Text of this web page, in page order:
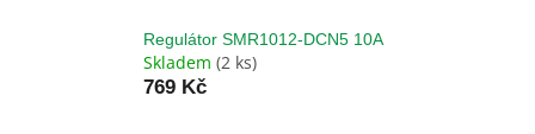
Regulátor SMR1012-DCN5 10A
Skladem (2 ks)
769 Kč